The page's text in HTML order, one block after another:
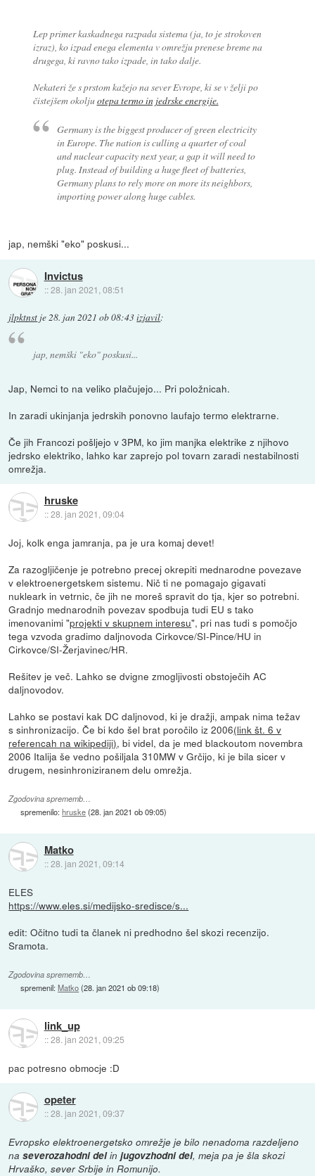
Lep primer kaskadnega razpada sistema (ja, to je strokoven
izraz), ko izpad enega elementa v omrežju prenese breme na
drugega, ki ravno tako izpade, in tako dalje.
Nekateri že s prstom kažejo na sever Evrope, ki se v želji po
čistejšem okoljuotepa termo in jedrske energije.
Germany is the biggest producer of green electricity
in Europe. The nation is culling a quarter of coal
and nuclear capacity next year, a gap it will need to
plug. Instead of building a huge fleet of batteries,
Germany plans to rely more on more its neighbors,
importing power along huge cables.
jap, nemški "eko" poskusi...
Invictus
::28. jan 2021, 08:51
jlpktnst je28. jan 2021 ob 08:43izjavil:
jap, nemški "eko" poskusi...
Jap, Nemci to na veliko plačujejo... Pri položnicah.
In zaradi ukinjanja jedrskih ponovno laufajo termo elektrarne.
Če jih Francozi pošljejo v 3PM, ko jim manjka elektrike z njihovo
jedrsko elektriko, lahko kar zaprejo pol tovarn zaradi nestabilnosti
omrežja.
hruske
::28. jan 2021, 09:04
Joj, kolk enga jamranja, pa je ura komaj devet!
Za razogljičenje je potrebno precej okrepiti mednarodne povezave
v elektroenergetskem sistemu. Nič ti ne pomagajo gigavati
nukleark in vetrnic, če jih ne moreš spravit do tja, kjer so potrebni.
Gradnjo mednarodnih povezav spodbuja tudi EU s tako
imenovanimi "projekti v skupnem interesu", pri nas tudi s pomočjo
tega vzvoda gradimo daljnovoda Cirkovce/SI-Pince/HU in
Cirkovce/SI-Žerjavinec/HR.
Rešitev je več. Lahko se dvigne zmogljivosti obstoječih AC
daljnovodov.
Lahko se postavi kak DC daljnovod, ki je dražji, ampak nima težav
s sinhronizacijo. Če bi kdo šel brat poročilo iz 2006(link št. 6 v
referencah na wikipediji), bi videl, da je med blackoutom novembra
2006 Italija še vedno pošiljala 310MW v Grčijo, ki je bila sicer v
drugem, nesinhroniziranem delu omrežja.
Zgodovina sprememb…
spremenilo:hruske(28. jan 2021 ob 09:05)
Matko
::28. jan 2021, 09:14
ELES
https://www.eles.si/medijsko-sredisce/s...
edit: Očitno tudi ta članek ni predhodno šel skozi recenzijo.
Sramota.
Zgodovina sprememb…
spremenil:Matko(28. jan 2021 ob 09:18)
link_up
::28. jan 2021, 09:25
pac potresno obmocje :D
opeter
::28. jan 2021, 09:37
Evropsko elektroenergetsko omrežje je bilo nenadoma razdeljeno
naseverozahodni delinjugovzhodni del, meja pa je šla skozi
Hrvaško, sever Srbije in Romunijo.